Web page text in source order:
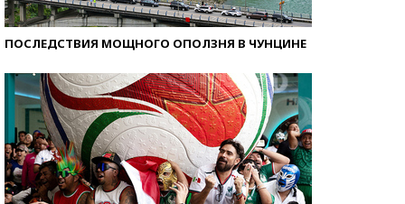
ПОСЛЕДСТВИЯ МОЩНОГО ОПОЛЗНЯ В ЧУНЦИНЕ